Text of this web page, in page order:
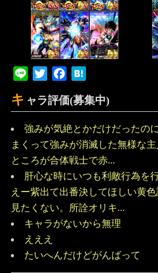
Line Twitter Facebook
キ ャラ評価(募集中)
強みが気絶とかだけだったの
まくって強みが消滅した無様な
ところが合体戦士で赤...
肝心な時にいつも利敵行為を
えー紫出て出番決してほしい黄
見たくない。所詮オリキ...
キャラがないから無理
えええ
たいへんだけどがんばって